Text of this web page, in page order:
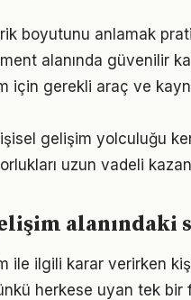
boyutunu anlamak
alanında güvenilir
için gerekli araç ve
gelişim yolculuğu
uzun vadeli
ile ilgili karar verirken
herkese uyan tek bir